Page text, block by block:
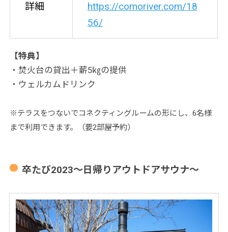
詳細
https://comoriver.com/18
56/
【特典】
・焚火台の貸出＋薪5㎏の提供
・ウェルカムドリンク
※テラスをつないでコネクティングルームの形にし、6名様
まで利用できます。（要2部屋予約）
卒たび2023〜日帰りアウトドアサウナ〜